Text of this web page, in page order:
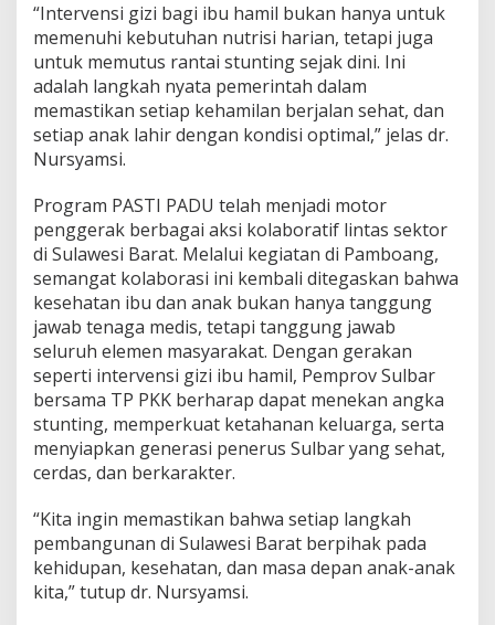
“Intervensi gizi bagi ibu hamil bukan hanya untuk
memenuhi kebutuhan nutrisi harian, tetapi juga
untuk memutus rantai stunting sejak dini. Ini
adalah langkah nyata pemerintah dalam
memastikan setiap kehamilan berjalan sehat, dan
setiap anak lahir dengan kondisi optimal,” jelas dr.
Nursyamsi.
Program PASTI PADU telah menjadi motor
penggerak berbagai aksi kolaboratif lintas sektor
di Sulawesi Barat. Melalui kegiatan di Pamboang,
semangat kolaborasi ini kembali ditegaskan bahwa
kesehatan ibu dan anak bukan hanya tanggung
jawab tenaga medis, tetapi tanggung jawab
seluruh elemen masyarakat. Dengan gerakan
seperti intervensi gizi ibu hamil, Pemprov Sulbar
bersama TP PKK berharap dapat menekan angka
stunting, memperkuat ketahanan keluarga, serta
menyiapkan generasi penerus Sulbar yang sehat,
cerdas, dan berkarakter.
“Kita ingin memastikan bahwa setiap langkah
pembangunan di Sulawesi Barat berpihak pada
kehidupan, kesehatan, dan masa depan anak-anak
kita,” tutup dr. Nursyamsi.